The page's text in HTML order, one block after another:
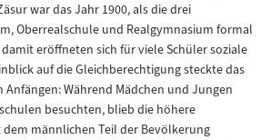
war das Jahr 1900, als die drei
Oberrealschule und Realgymnasium formal
eröffneten sich für viele Schüler soziale
auf die Gleichberechtigung steckte das
Anfängen: Während Mädchen und Jungen
besuchten, blieb die höhere
männlichen Teil der Bevölkerung